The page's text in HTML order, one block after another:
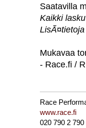
Saatavilla
Kaikki
Mukavaa
- Race.fi /
Race
www.race.fi
020 790 2 790